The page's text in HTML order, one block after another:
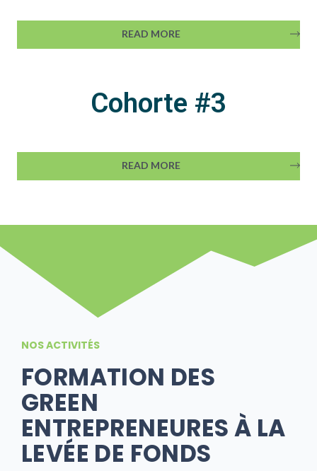
READ MORE
Cohorte #3
READ MORE
NOS ACTIVITÉS
FORMATION DES
GREEN
ENTREPRENEURES À LA
LEVÉE DE FONDS